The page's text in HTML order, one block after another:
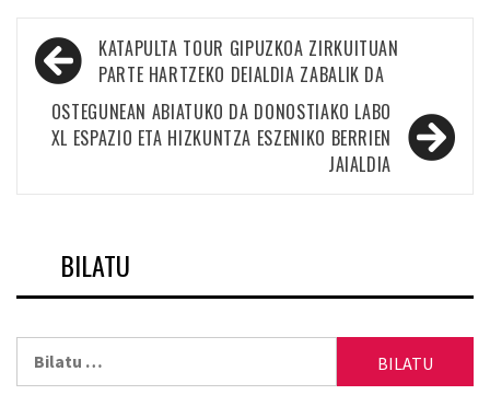
Bidalketetan
zehar
nabigatu
KATAPULTA TOUR GIPUZKOA ZIRKUITUAN
PARTE HARTZEKO DEIALDIA ZABALIK DA
OSTEGUNEAN ABIATUKO DA DONOSTIAKO LABO
XL ESPAZIO ETA HIZKUNTZA ESZENIKO BERRIEN
JAIALDIA
BILATU